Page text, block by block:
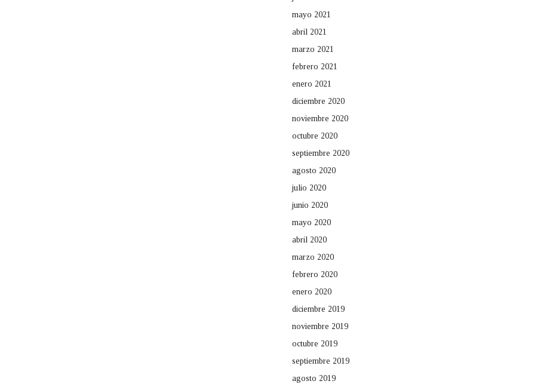
mayo 2021
abril 2021
marzo 2021
febrero 2021
enero 2021
diciembre 2020
noviembre 2020
octubre 2020
septiembre 2020
agosto 2020
julio 2020
junio 2020
mayo 2020
abril 2020
marzo 2020
febrero 2020
enero 2020
diciembre 2019
noviembre 2019
octubre 2019
septiembre 2019
agosto 2019